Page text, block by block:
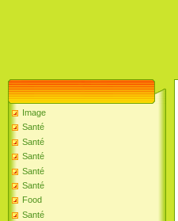
Image
Santé
Santé
Santé
Santé
Santé
Food
Santé